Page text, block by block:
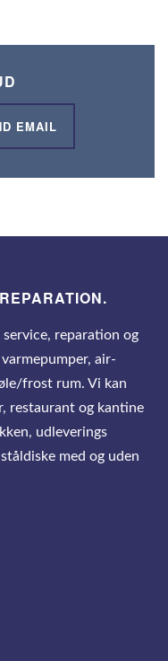
EMAIL
reparation og
air-
frost rum. Vi kan
restaurant og kantine
udleverings
med og uden